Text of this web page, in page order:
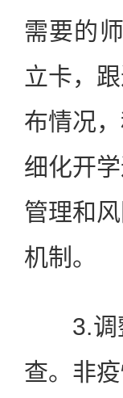
需要的
立卡，
布情况
细化开
管理和
机制。
3.调整
查。非